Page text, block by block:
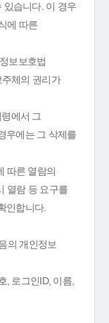
있습니다. 이 경우
에 따른
보보호법
체의 권리가
에서 그
우에는 그 삭제를
따른 열람의
열람 등 요구를
인합니다.
의 개인정보
, 로그인ID, 이름,